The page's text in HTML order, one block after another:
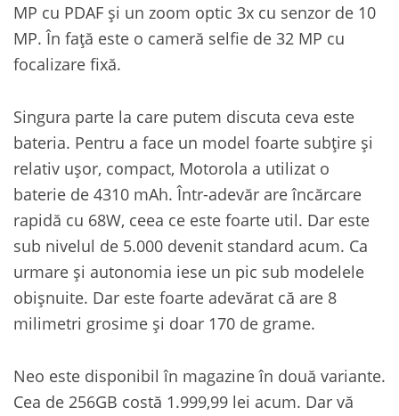
MP cu PDAF și un zoom optic 3x cu senzor de 10
MP. În față este o cameră selfie de 32 MP cu
focalizare fixă.
Singura parte la care putem discuta ceva este
bateria. Pentru a face un model foarte subțire și
relativ ușor, compact, Motorola a utilizat o
baterie de 4310 mAh. Într-adevăr are încărcare
rapidă cu 68W, ceea ce este foarte util. Dar este
sub nivelul de 5.000 devenit standard acum. Ca
urmare și autonomia iese un pic sub modelele
obișnuite. Dar este foarte adevărat că are 8
milimetri grosime și doar 170 de grame.
Neo este disponibil în magazine în două variante.
Cea de 256GB costă 1.999,99 lei acum. Dar vă